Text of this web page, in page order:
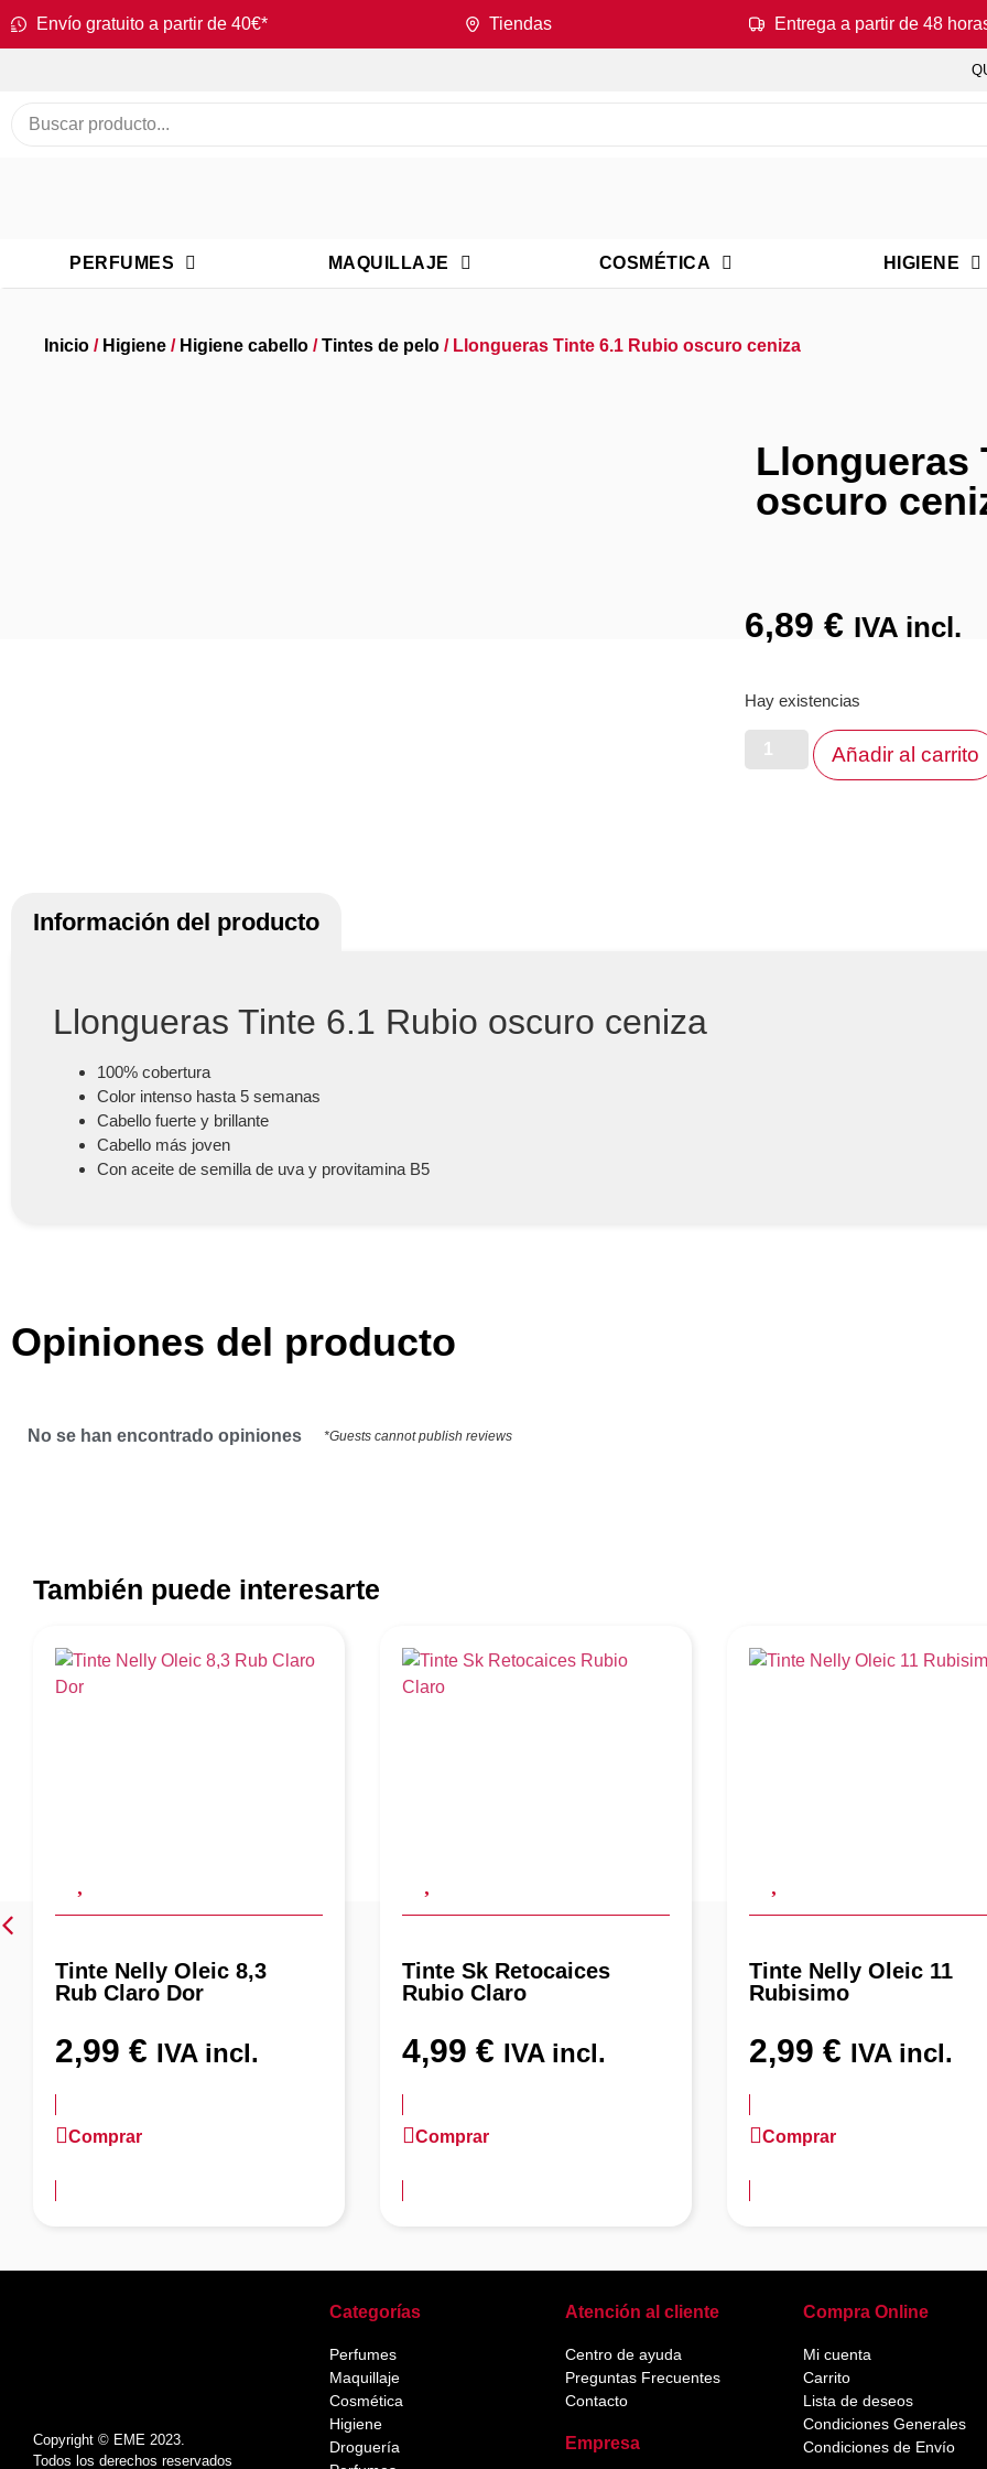
Envío gratuito a partir de 40€* Tiendas Entrega a partir de 48
PERFUMES MAQUILLAJE COSMÉTICA HIGIENE
Inicio / Higiene / Higiene cabello /Tintes de pelo / Llongueras Tinte 6.1 Rubio oscuro ceniza
Llongueras
oscuro
6,89 € IVA incl.
Hay existencias
Añadir al carrito
Información del producto
Llongueras Tinte 6.1 Rubio oscuro ceniza
100% cobertura
Color intenso hasta 5 semanas
Cabello fuerte y brillante
Cabello más joven
Con aceite de semilla de uva y provitamina B5
Opiniones del producto
No se han encontrado opiniones *Guests cannot publish reviews
También puede interesarte
Tinte Nelly Oleic 8,3
Rub Claro Dor
2,99 € IVA incl.
Comprar
Tinte Sk Retocaices
Rubio Claro
4,99 € IVA incl.
Comprar
Tinte Nelly Oleic 11
Rubisimo
2,99 € IVA incl.
Comprar
Copyright © EME 2023.
Todos los derechos reservados
Categorías
Perfumes
Maquillaje
Cosmética
Higiene
Droguería
Atención al cliente
Centro de ayuda
Preguntas Frecuentes
Contacto
Empresa
Compra Online
Mi cuenta
Carrito
Lista de deseos
Condiciones Generales
Condiciones de Envío